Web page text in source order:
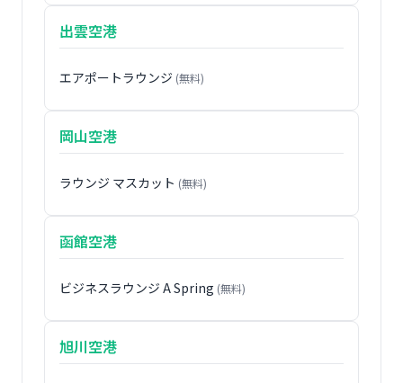
出雲空港
エアポートラウンジ (無料)
岡山空港
ラウンジ マスカット (無料)
函館空港
ビジネスラウンジ A Spring (無料)
旭川空港